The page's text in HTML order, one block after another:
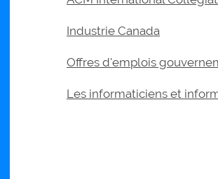
Industrie Canada
Offres d'emplois
Les informaticiens et